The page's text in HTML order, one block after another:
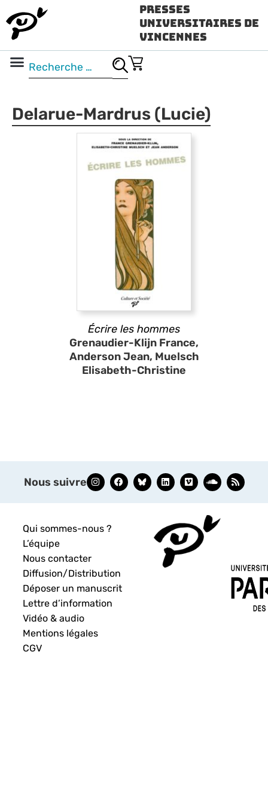
Presses
Universitaires de
Vincennes
Delarue-Mardrus (Lucie)
Écrire les hommes
Grenaudier-Klijn France,
Anderson Jean, Muelsch
Elisabeth-Christine
Nous suivre
Qui sommes-nous ?
L’équipe
Nous contacter
Diffusion/Distribution
Déposer un manuscrit
Lettre d’information
Vidéo & audio
Mentions légales
CGV